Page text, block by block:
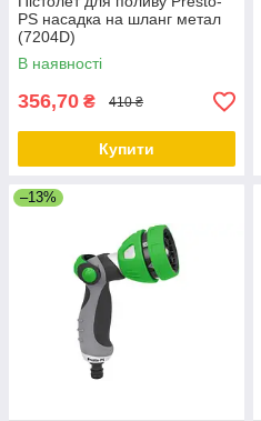
PS насадка на шланг метал
(7204D)
В наявності
356,70 ₴ 410 ₴
Купити
–13%